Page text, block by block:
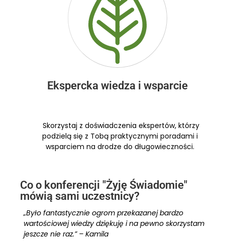
Ekspercka wiedza i wsparcie
Skorzystaj z doświadczenia ekspertów, którzy
podzielą się z Tobą praktycznymi poradami i
wsparciem na drodze do długowieczności.
Co o konferencji "Żyję Świadomie"
mówią sami uczestnicy?
„Było fantastycznie ogrom przekazanej bardzo
wartościowej wiedzy dziękuję i na pewno skorzystam
jeszcze nie raz.” – Kamila